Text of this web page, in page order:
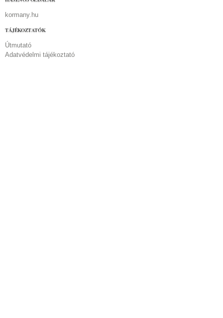
kormany.hu
TÁJÉKOZTATÓK
Útmutató
Adatvédelmi tájékoztató